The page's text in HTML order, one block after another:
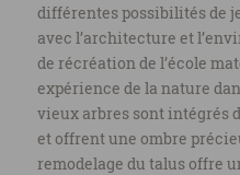
différentes possibilités de
avec l’architecture et
de récréation de l’école
expérience de la nature
vieux arbres sont intégrés
et offrent une ombre
remodelage du talus offre